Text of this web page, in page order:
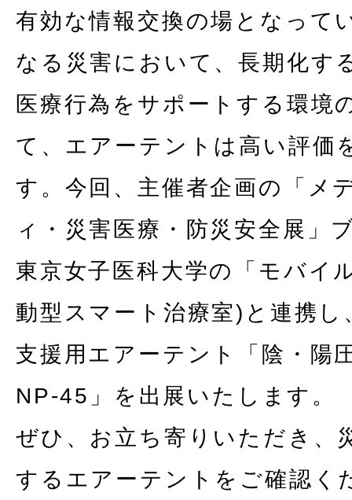
有効な情報交換の場となって
なる災害において、長期化す
医療行為をサポートする環境
て、エアーテントは高い評価
す。今回、主催者企画の「メ
ィ・災害医療・防災安全展」
東京女子医科大学の「モバイ
動型スマート治療室)と連携し
支援用エアーテント「陰・陽
NP-45」を出展いたします。
ぜひ、お立ち寄りいただき、
するエアーテントをご確認く